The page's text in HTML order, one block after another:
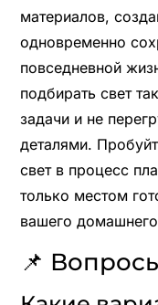
материалов,
одновременно
повседневной
подбирать свет
задачи и не
деталями.
свет в процесс
только местом
вашего
📌